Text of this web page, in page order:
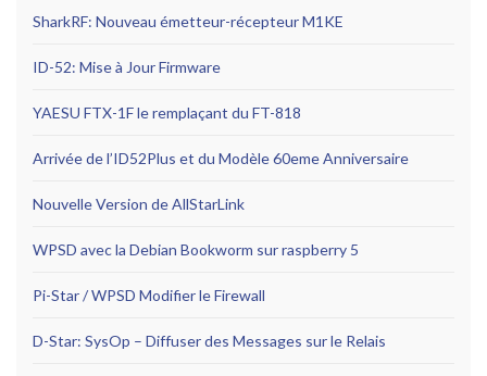
SharkRF: Nouveau émetteur-récepteur M1KE
ID-52: Mise à Jour Firmware
YAESU FTX-1F le remplaçant du FT-818
Arrivée de l’ID52Plus et du Modèle 60eme Anniversaire
Nouvelle Version de AllStarLink
WPSD avec la Debian Bookworm sur raspberry 5
Pi-Star / WPSD Modifier le Firewall
D-Star: SysOp – Diffuser des Messages sur le Relais